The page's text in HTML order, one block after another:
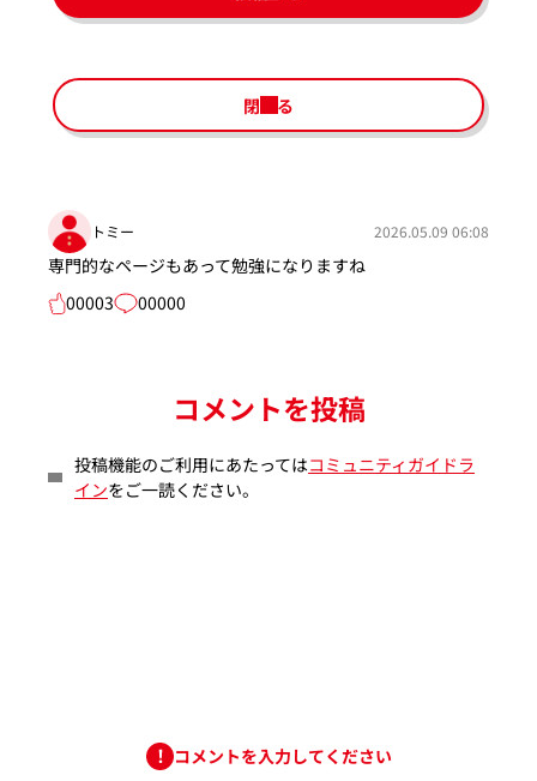
閉じる
トミー 2026.05.09 06:08
専門的なページもあって勉強になりますね
00003
00000
コメントを投稿
投稿機能のご利用にあたってはコミュニティガイドラ
インをご一読ください。
コメントを入力してください